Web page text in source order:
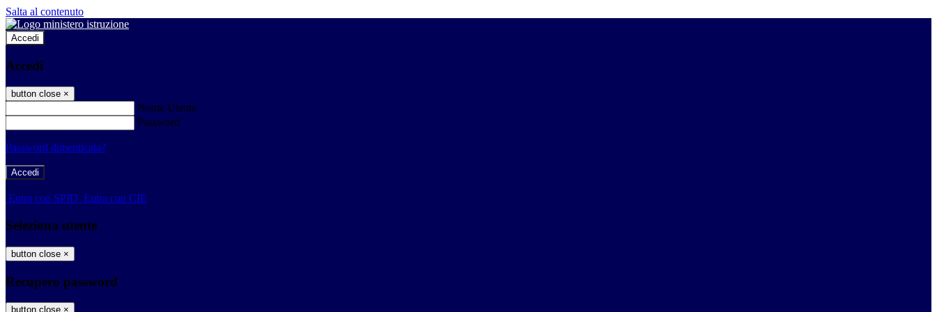
Salta al contenuto
Accedi
Accedi
button close ×
Nome Utente
Password
Password dimenticata?
-
Entra con SPID Entra con CIE
Seleziona utente
button close ×
Recupero password
button close ×